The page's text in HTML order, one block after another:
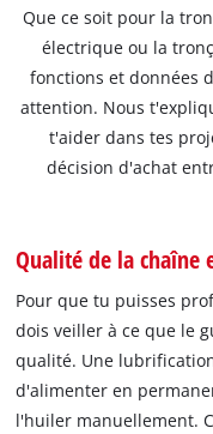
Que ce soit pour la
électrique ou la
fonctions et données
attention. Nous
t'aider dans tes
décision d'achat
Qualité de la chaîne
Pour que tu puisses
dois veiller à ce que le
qualité. Une
d'alimenter en
l'huiler manuellement.